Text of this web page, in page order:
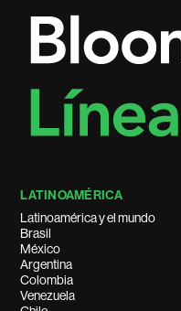
LATINOAMÉRICA
Latinoamérica y el mundo
Brasil
México
Argentina
Colombia
Venezuela